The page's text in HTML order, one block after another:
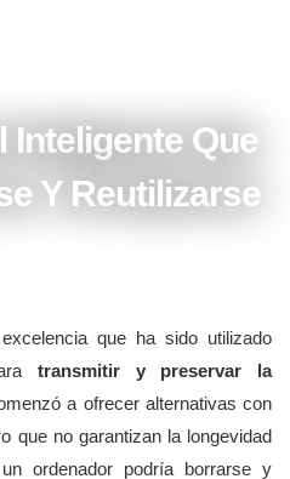
Inteligente Que
Y Reutilizarse
que ha sido utilizado
transmitir y preservar la
a ofrecer alternativas con
que no garantizan la longevidad
ordenador podría borrarse y